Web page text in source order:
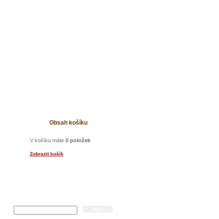
Obsah košíku
V košíku máte 0 položek
Zobrazit košík